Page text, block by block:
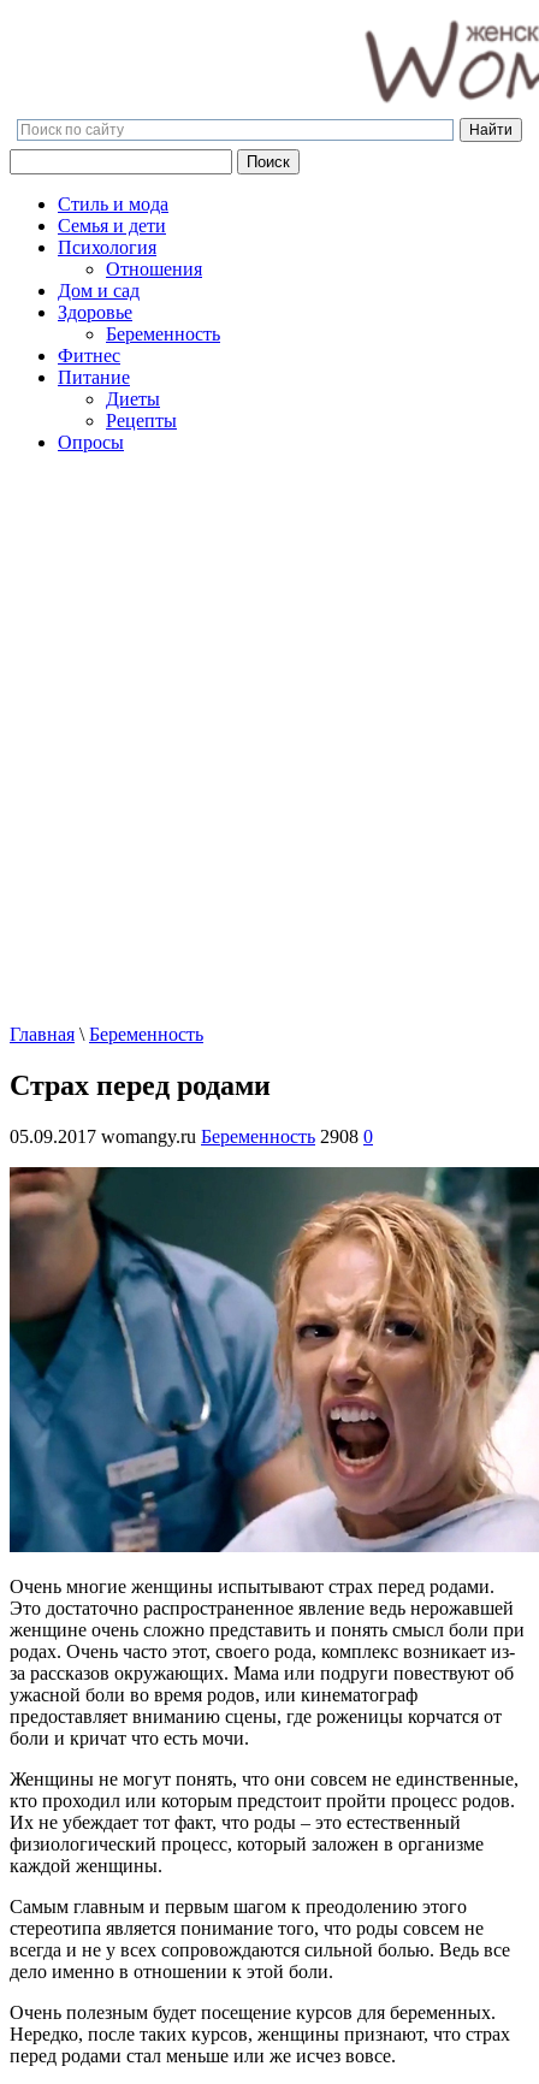
Поиск
Стиль и мода
Семья и дети
Психология
Отношения
Дом и сад
Здоровье
Беременность
Фитнес
Питание
Диеты
Рецепты
Опросы
Главная \ Беременность
Страх перед родами
05.09.2017 womangy.ru Беременность 2908 0
Очень многие женщины испытывают страх перед родами.
Это достаточно распространенное явление ведь нерожавшей
женщине очень сложно представить и понять смысл боли при
родах. Очень часто этот, своего рода, комплекс возникает из-
за рассказов окружающих. Мама или подруги повествуют об
ужасной боли во время родов, или кинематограф
предоставляет вниманию сцены, где роженицы корчатся от
боли и кричат что есть мочи.
Женщины не могут понять, что они совсем не единственные,
кто проходил или которым предстоит пройти процесс родов.
Их не убеждает тот факт, что роды – это естественный
физиологический процесс, который заложен в организме
каждой женщины.
Самым главным и первым шагом к преодолению этого
стереотипа является понимание того, что роды совсем не
всегда и не у всех сопровождаются сильной болью. Ведь все
дело именно в отношении к этой боли.
Очень полезным будет посещение курсов для беременных.
Нередко, после таких курсов, женщины признают, что страх
перед родами стал меньше или же исчез вовсе.